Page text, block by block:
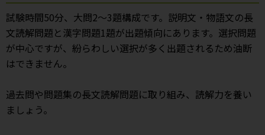
試験時間50分、大問2～3題構成です。説明文・物語文の長
文読解問題と漢字問題1題が出題傾向にあります。選択問題
が中心ですが、紛らわしい選択が多く出題されるため油断
はできません。
過去問や問題集の長文読解問題に取り組み、読解力を養い
ましょう。